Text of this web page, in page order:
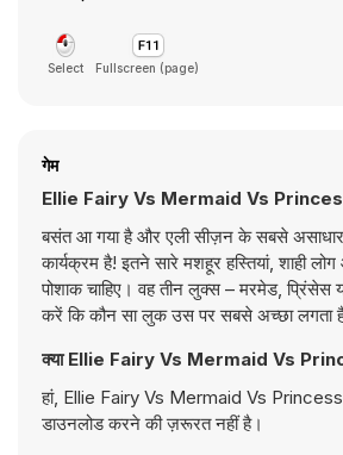
Select Fullscreen (page)
गेम
Ellie Fairy Vs Mermaid Vs Princess
बसंत आ गया है और एली सीज़न के सबसे असाधारण
कार्यक्रम है! इतने सारे मशहूर हस्तियां, शाही
पोशाक चाहिए। वह तीन लुक्स – मरमेड,
करें कि कौन सा लुक उस पर सबसे अच्छा लगता
क्या Ellie Fairy Vs Mermaid Vs
हां, Ellie Fairy Vs Mermaid Vs Princess
डाउनलोड करने की ज़रूरत नहीं है।